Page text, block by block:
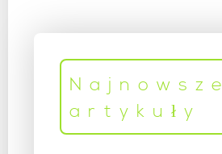
Najnowsze
artykuły